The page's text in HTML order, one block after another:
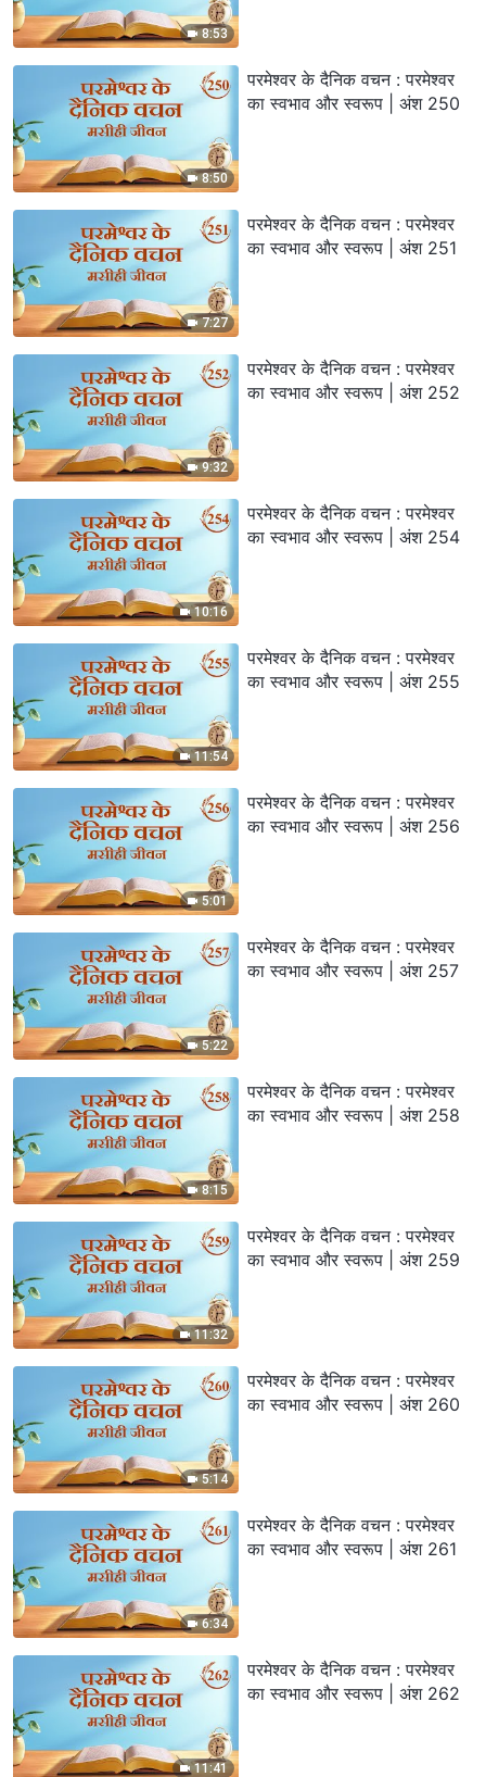
8:53
8:50
परमेश्वर के दैनिक वचन : परमेश्वर
का स्वभाव और स्वरूप | अंश 250
7:27
परमेश्वर के दैनिक वचन : परमेश्वर
का स्वभाव और स्वरूप | अंश 251
9:32
परमेश्वर के दैनिक वचन : परमेश्वर
का स्वभाव और स्वरूप | अंश 252
10:16
परमेश्वर के दैनिक वचन : परमेश्वर
का स्वभाव और स्वरूप | अंश 254
11:54
परमेश्वर के दैनिक वचन : परमेश्वर
का स्वभाव और स्वरूप | अंश 255
5:01
परमेश्वर के दैनिक वचन : परमेश्वर
का स्वभाव और स्वरूप | अंश 256
5:22
परमेश्वर के दैनिक वचन : परमेश्वर
का स्वभाव और स्वरूप | अंश 257
8:15
परमेश्वर के दैनिक वचन : परमेश्वर
का स्वभाव और स्वरूप | अंश 258
11:32
परमेश्वर के दैनिक वचन : परमेश्वर
का स्वभाव और स्वरूप | अंश 259
5:14
परमेश्वर के दैनिक वचन : परमेश्वर
का स्वभाव और स्वरूप | अंश 260
6:34
परमेश्वर के दैनिक वचन : परमेश्वर
का स्वभाव और स्वरूप | अंश 261
11:41
परमेश्वर के दैनिक वचन : परमेश्वर
का स्वभाव और स्वरूप | अंश 262